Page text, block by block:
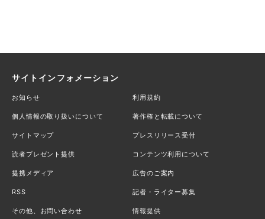
サイトインフォメーション
お知らせ 利用規約
個人情報の取り扱いについて 著作権と転載について
サイトマップ プレスリリース受付
読者プレゼント提供 コンテンツ利用について
提携メディア 広告のご案内
RSS 記者・ライター募集
その他、お問い合わせ 情報提供